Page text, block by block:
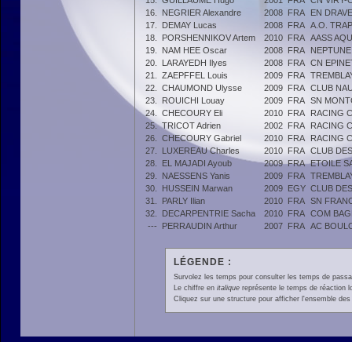
16.
NEGRIER Alexandre 2008 FRA
EN
17.
DEMAY Lucas 2008 FRA A.O.
18.
PORSHENNIKOV Artem 2010 FRA AASS
19.
NAM HEE Oscar 2008 FRA
20.
LARAYEDH Ilyes 2008 FRA CN
21.
ZAEPFFEL Louis 2009 FRA
22.
CHAUMOND Ulysse 2009 FRA CLUB
23.
ROUICHI Louay 2009 FRA SN
24.
CHECOURY Eli 2010 FRA
RACING
25. TRICOT Adrien 2002 FRA
RACING
26.
CHECOURY Gabriel 2010 FRA
RACING
27.
LUXEREAU Charles 2010 FRA CLUB
28.
EL MAJADI Ayoub 2009 FRA ETOILE
29.
NAESSENS Yanis 2009 FRA
30.
HUSSEIN Marwan 2009 EGY CLUB
31.
PARLY Ilian 2010 FRA SN
32.
DECARPENTRIE Sacha 2010 FRA COM
---
PERRAUDIN Arthur 2007 FRA AC
LÉGENDE :
Survolez les temps pour consulter les temps de
Le chiffre en italiquereprésente le temps de réaction
Cliquez sur une structure pour afficher l'ensemble